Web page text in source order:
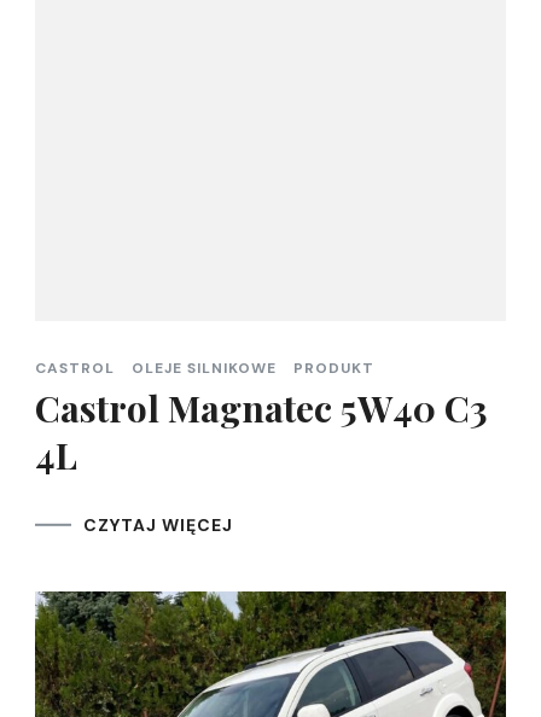
CASTROL OLEJE SILNIKOWE PRODUKT
Castrol Magnatec 5W40 C3
4L
CZYTAJ WIĘCEJ